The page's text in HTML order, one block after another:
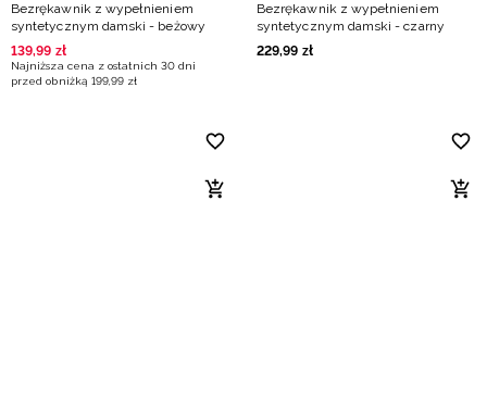
Bezrękawnik z wypełnieniem
syntetycznym damski - beżowy
139,99 zł
Najniższa cena z ostatnich 30 dni
przed obniżką 199,99 zł
Bezrękawnik z wypełnieniem
syntetycznym damski - czarny
229,99 zł